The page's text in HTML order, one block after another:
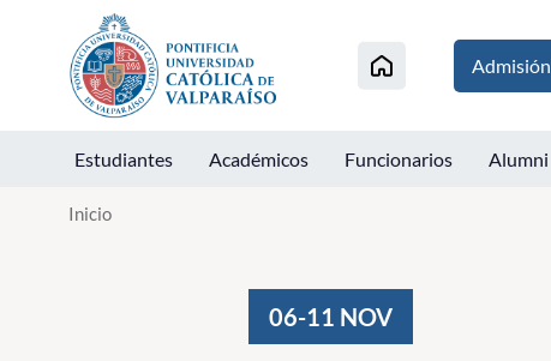
Click acá para ir directamente al contenido
Admisión
Estudiantes Académicos Funcionarios Alumni
Inicio
06-11 NOV